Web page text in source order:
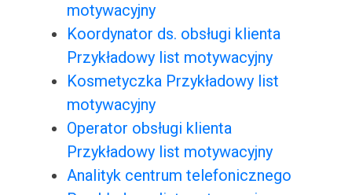
motywacyjny
Koordynator ds. obsługi klienta
Przykładowy list motywacyjny
Kosmetyczka Przykładowy list
motywacyjny
Operator obsługi klienta
Przykładowy list motywacyjny
Analityk centrum telefonicznego